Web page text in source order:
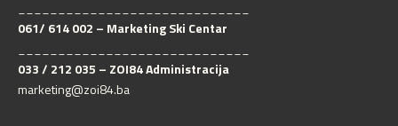
061/ 614 002 – Marketing Ski Centar
033 / 212 035 – ZOI84 Administracija
marketing@zoi84.ba